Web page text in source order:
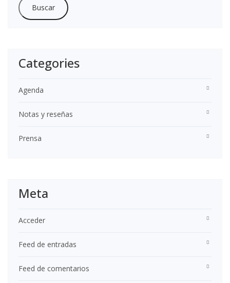
Categories
Agenda
Notas y reseñas
Prensa
Meta
Acceder
Feed de entradas
Feed de comentarios